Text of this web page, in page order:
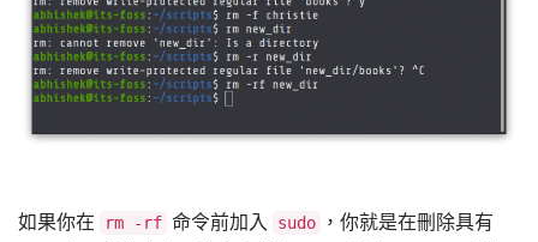
如果你在 rm -rf 命令前加入 sudo
，你就是在刪除具有